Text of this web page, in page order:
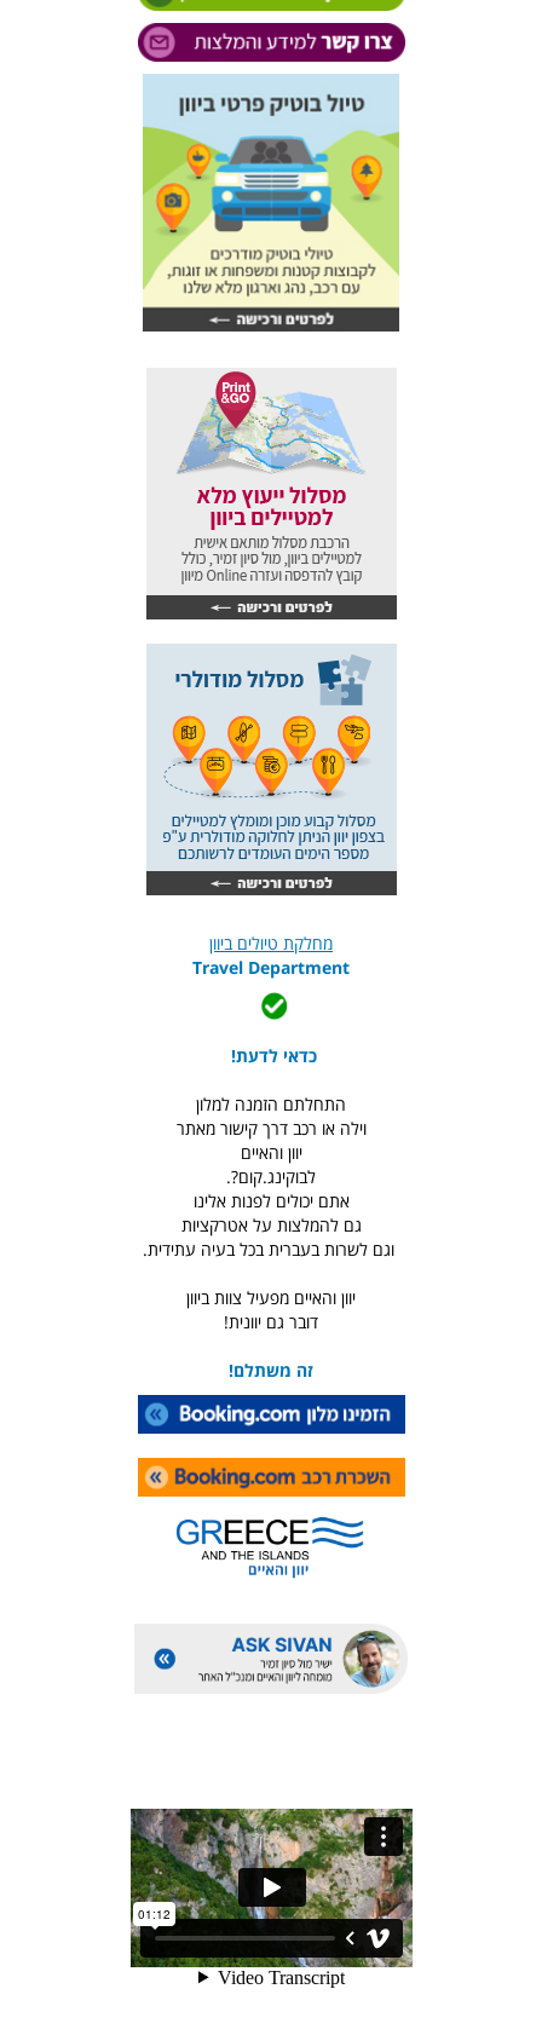
מחלקת טיולים ביוון
Travel Department
כדאי לדעת!
התחלתם הזמנה למלון
וילה או רכב דרך קישור מאתר
יוון והאיים
לבוקינג.קום?.
אתם יכולים לפנות אלינו
גם להמלצות על אטרקציות
וגם לשרות בעברית בכל בעיה עתידית.
יוון והאיים מפעיל צוות ביוון
דובר גם יוונית!
זה משתלם!